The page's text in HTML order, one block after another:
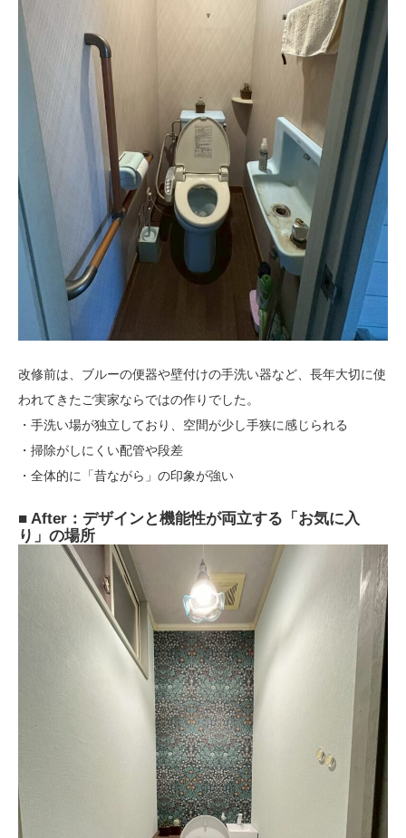
改修前は、ブルーの便器や壁付けの手洗い器など、長年大切に使
われてきたご実家ならではの作りでした。
・手洗い場が独立しており、空間が少し手狭に感じられる
・掃除がしにくい配管や段差
・ 全体的に「昔ながら」の印象が強い
■ After：デザインと機能性が両立する「お気に入
り」の場所